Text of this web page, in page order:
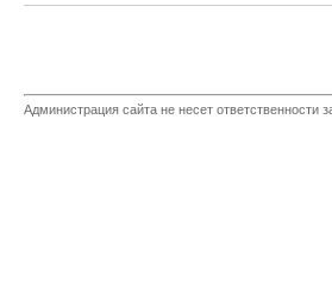
Администрация сайта не несет